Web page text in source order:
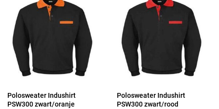
Polosweater Indushirt
PSW300 zwart/oranje
Polosweater Indushirt
PSW300 zwart/rood